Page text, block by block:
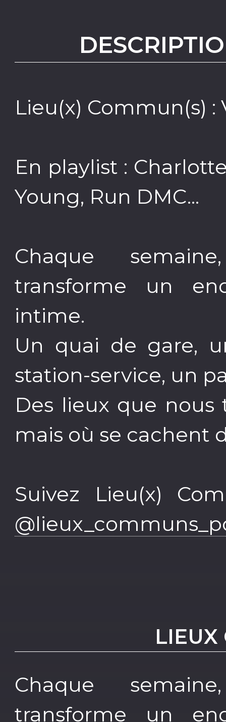
Lieu(x) Commun(s) :
En playlist :
Young, Run DMC...
Chaque
transforme un
intime.
Un quai de gare,
station-service, un
Des lieux que nous
mais où se cachent
Suivez Lieu(x)
LIEUX
Chaque
transforme un